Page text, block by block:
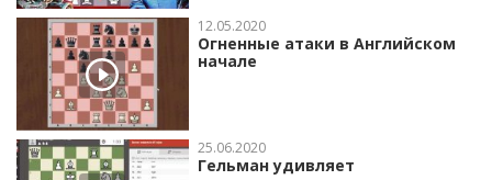
12.05.2020
Огненные атаки в Английском
начале
25.06.2020
Гельман удивляет